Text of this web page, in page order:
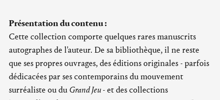
Présentation du contenu :
Cette collection comporte quelques rares manuscrits
autographes de l'auteur. De sa bibliothèque, il ne reste
que ses propres ouvrages, des éditions originales - parfois
dédicacées par ses contemporains du mouvement
surréaliste ou du Grand Jeu- et des collections